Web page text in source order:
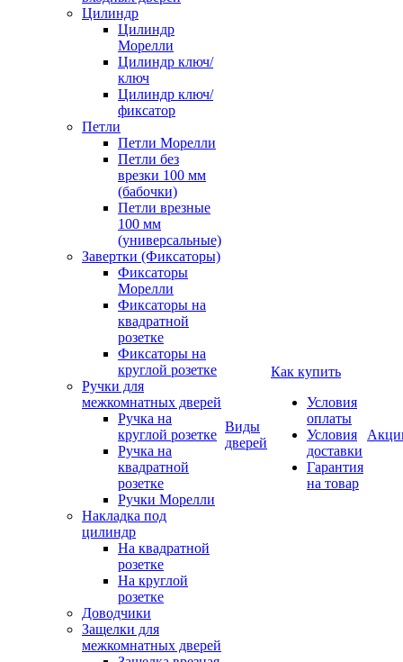
Цилиндр
Цилиндр
Морелли
Цилиндр ключ/
ключ
Цилиндр ключ/
фиксатор
Петли
Петли Морелли
Петли без
врезки 100 мм
(бабочки)
Петли врезные
100 мм
(универсальные)
Завертки (Фиксаторы)
Фиксаторы
Морелли
Фиксаторы на
квадратной
розетке
Фиксаторы на
круглой розетке
Ручки для
межкомнатных дверей
Ручка на
круглой розетке
Ручка на
квадратной
розетке
Ручки Морелли
Накладка под
цилиндр
На квадратной
розетке
На круглой
розетке
Доводчики
Защелки для
межкомнатных дверей
Виды
дверей
Как купить
Условия
оплаты
Условия
доставки
Гарантия
на товар